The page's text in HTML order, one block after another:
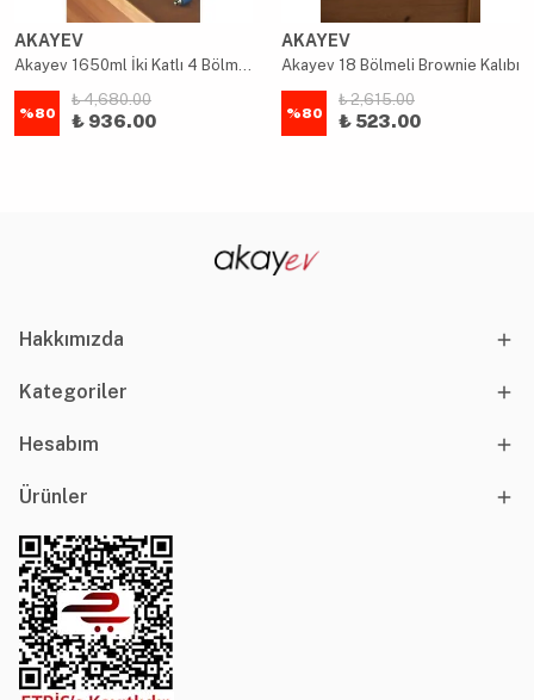
AKAYEV
Akayev 1650ml İki Katlı 4 Bölmeli Çelik Yemek Kabı Mavi
%80
₺ 4,680.00
₺ 936.00
AKAYEV
Akayev 18 Bölmeli Brownie Kalıbı
%80
₺ 2,615.00
₺ 523.00
Hakkımızda
Kategoriler
Hesabım
Ürünler